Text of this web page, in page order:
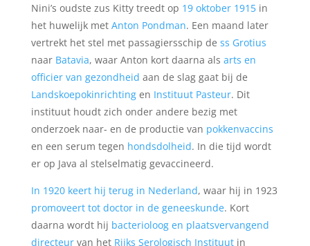
Nini’s oudste zus Kitty treedt op 19 oktober 1915in
het huwelijk met Anton Pondman. Een maand later
vertrekt het stel met passagiersschip de ss Grotius
naar Batavia, waar Anton kort daarna als arts en
officier van gezondheid aan de slag gaat bij de
Landskoepokinrichting en Instituut Pasteur. Dit
instituut houdt zich onder andere bezig met
onderzoek naar- en de productie van pokkenvaccins
en een serum tegen hondsdolheid. In die tijd wordt
er op Java al stelselmatig gevaccineerd.
In 1920 keert hij terug in Nederland, waar hij in 1923
promoveert tot doctor in de geneeskunde. Kort
daarna wordt hij bacterioloog en plaatsvervangend
directeurvan het Rijks Serologisch Instituutin